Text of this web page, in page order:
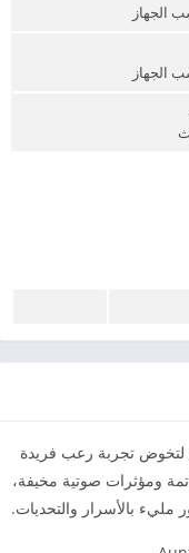
الجهاز
الجهاز
لتخوض تجربة رعب فريدة
ومؤثرات صوتية مخيفة،
بالأسرار والتحديات.